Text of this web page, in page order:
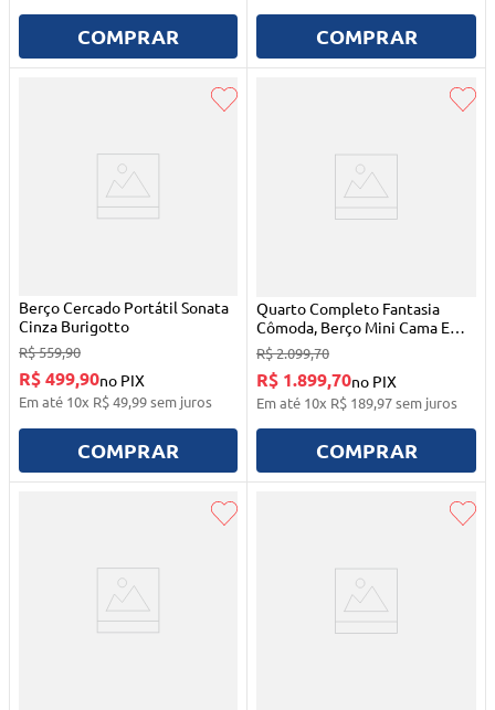
COMPRAR COMPRAR
Berço Cercado Portátil Sonata
Cinza Burigotto
R$559,90
R$ 499,90no PIX
Em até 10x R$49,99sem juros
COMPRAR
Quarto Completo Fantasia
Cômoda, Berço Mini Cama E
Roupeiro Qmovi
R$2.099,70
R$ 1.899,70no PIX
Em até 10x R$ 189,97sem juros
COMPRAR